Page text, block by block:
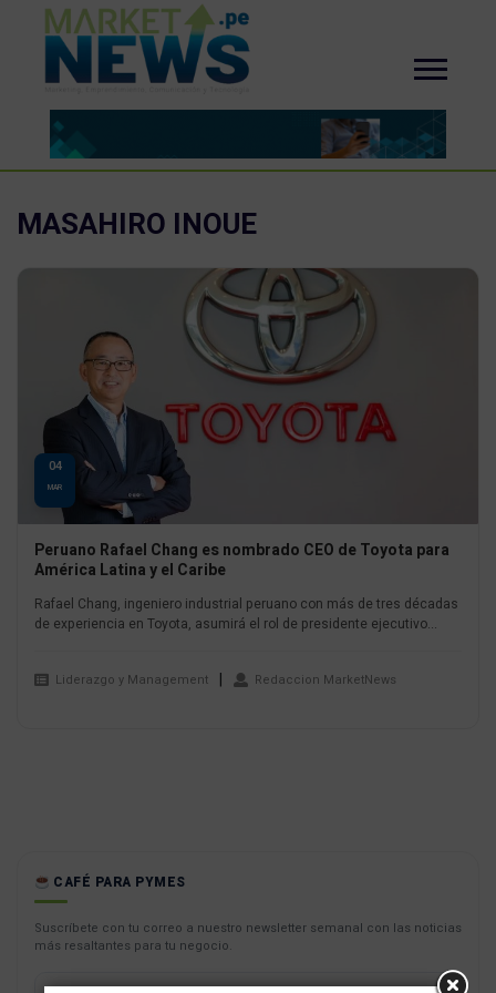
MASAHIRO INOUE
04
MAR
Peruano Rafael Chang es nombrado CEO de Toyota para
América Latina y el Caribe
Rafael Chang, ingeniero industrial peruano con más de tres décadas
de experiencia en Toyota, asumirá el rol de presidente ejecutivo...
Liderazgo y Management Redaccion MarketNews
CAFÉ PARA PYMES
Suscríbete con tu correo a nuestro newsletter semanal con las noticias
más resaltantes para tu negocio.